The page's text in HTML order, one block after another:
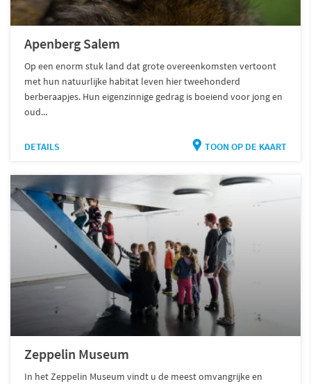
Apenberg Salem
Op een enorm stuk land dat grote overeenkomsten vertoont
met hun natuurlijke habitat leven hier tweehonderd
berberaapjes. Hun eigenzinnige gedrag is boeiend voor jong en
oud...
DETAILS TOON OP DE KAART
Zeppelin Museum
In het Zeppelin Museum vindt u de meest omvangrijke en